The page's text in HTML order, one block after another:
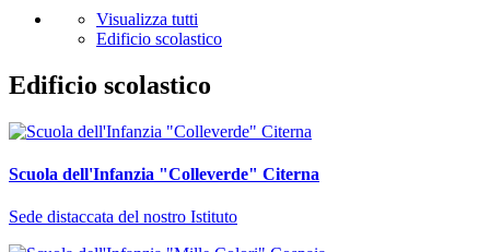
Visualizza tutti
Edificio scolastico
Edificio scolastico
Scuola dell'Infanzia "Colleverde" Citerna
Sede distaccata del nostro Istituto